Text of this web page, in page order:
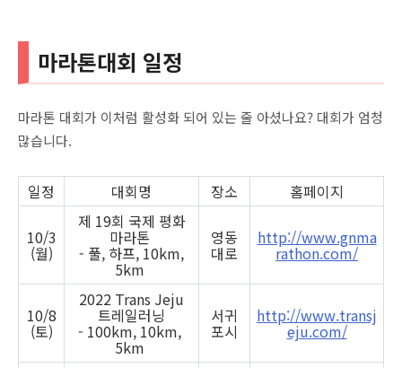
마라톤대회 일정
마라톤 대회가 이처럼 활성화 되어 있는 줄 아셨나요? 대회가 엄청
많습니다.
일정 대회명 장소 홈페이지
10/3
(월)
제 19회 국제 평화
마라톤
- 풀, 하프, 10km,
5km
영동
대로
http://www.gnma
rathon.com/
10/8
(토)
2022 Trans Jeju
트레일러닝
- 100km, 10km,
5km
서귀
포시
http://www.transj
eju.com/